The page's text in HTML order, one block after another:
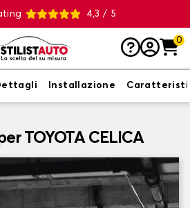
4,3 / 5
0
Installazione
TOYOTA CELICA